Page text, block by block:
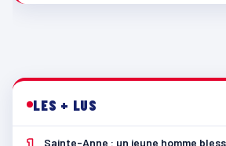
LES + LUS
Sainte-Anne : un jeune homme